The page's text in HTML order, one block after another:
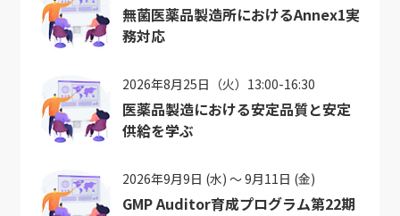
無菌医薬品製造所におけるAnnex1実
務対応
2026年8月25日（火）13:00-16:30
医薬品製造における安定品質と安定
供給を学ぶ
2026年9月9日 (水) ～ 9月11日 (金)
GMP Auditor育成プログラム第22期